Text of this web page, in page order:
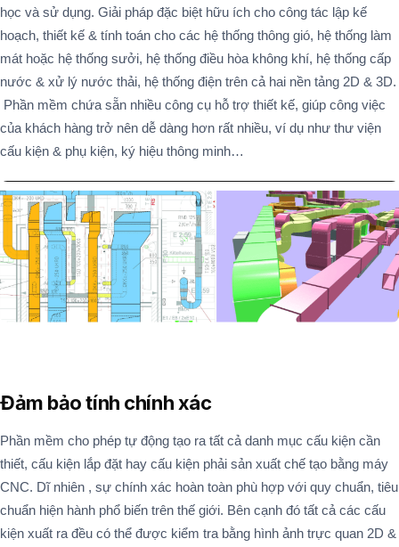
học và sử dụng. Giải pháp đặc biệt hữu ích cho công tác lập kế
hoạch, thiết kế & tính toán cho các hệ thống thông gió, hệ thống làm
mát hoặc hệ thống sưởi, hệ thống điều hòa không khí, hệ thống cấp
nước & xử lý nước thải, hệ thống điện trên cả hai nền tảng 2D & 3D.
Phần mềm chứa sẵn nhiều công cụ hỗ trợ thiết kế, giúp công việc
của khách hàng trở nên dễ dàng hơn rất nhiều, ví dụ như thư viện
cấu kiện & phụ kiện, ký hiệu thông minh…
Đảm bảo tính chính xác
Phần mềm cho phép tự động tạo ra tất cả danh mục cấu kiện cần
thiết, cấu kiện lắp đặt hay cấu kiện phải sản xuất chế tạo bằng máy
CNC. Dĩ nhiên , sự chính xác hoàn toàn phù hợp với quy chuẩn, tiêu
chuẩn hiện hành phổ biến trên thế giới. Bên cạnh đó tất cả các cấu
kiện xuất ra đều có thể được kiểm tra bằng hình ảnh trực quan 2D &